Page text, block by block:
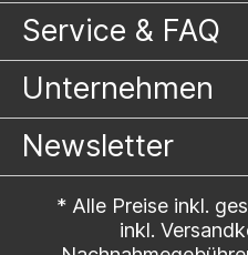
Service & FAQ
Unternehmen
Newsletter
* Alle Preise inkl.
inkl.